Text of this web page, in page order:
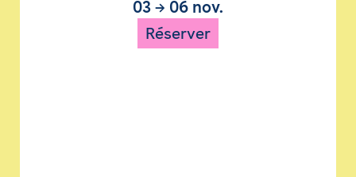
03 → 06 nov.
Réserver